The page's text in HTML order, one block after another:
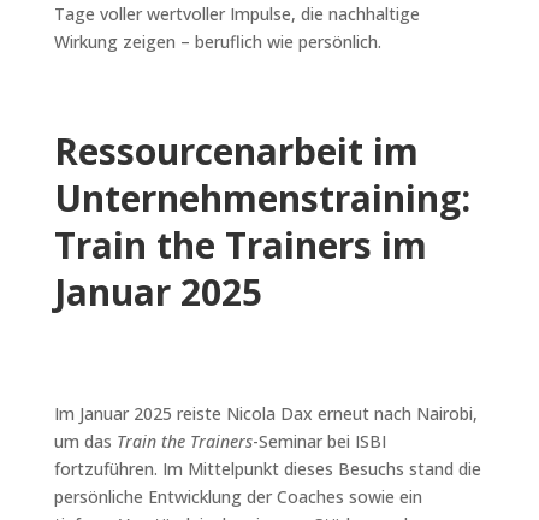
Tage voller wertvoller Impulse, die nachhaltige
Wirkung zeigen – beruflich wie persönlich.
Ressourcenarbeit im
Unternehmenstraining:
Train the Trainers im
Januar 2025
Im Januar 2025 reiste Nicola Dax erneut nach Nairobi,
um das Train the Trainers-Seminar bei ISBI
fortzuführen. Im Mittelpunkt dieses Besuchs stand die
persönliche Entwicklung der Coaches sowie ein